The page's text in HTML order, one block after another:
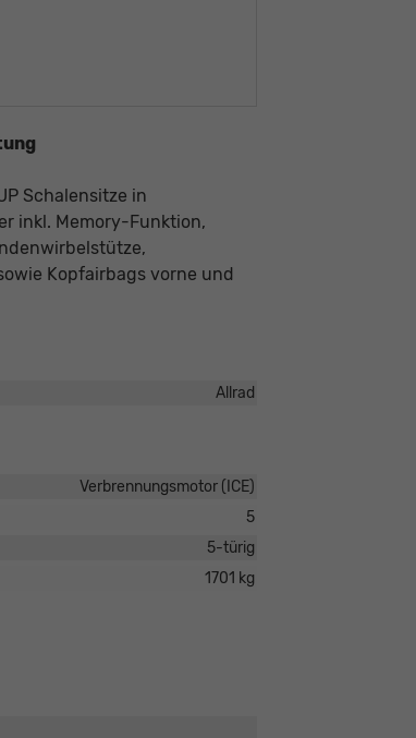
Schalensitze in
inkl. Memory-Funktion,
Kopfairbags vorne und
Allrad
Verbrennungsmotor (ICE)
5
5-türig
1701 kg